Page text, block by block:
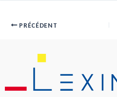
PRÉCÉDENT